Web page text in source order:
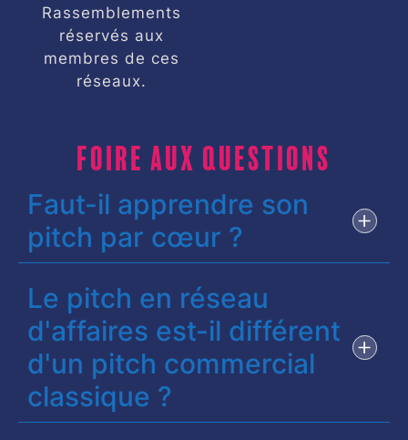
Rassemblements
réservés aux
membres de ces
réseaux.
Foire aux questions
Faut-il apprendre son
pitch par cœur ?
Le pitch en réseau
d'affaires est-il différent
d'un pitch commercial
classique ?